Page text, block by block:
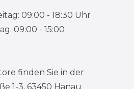
09:00 - 18:30 Uhr
09:00 - 15:00
finden Sie in der
1-3, 63450 Hanau